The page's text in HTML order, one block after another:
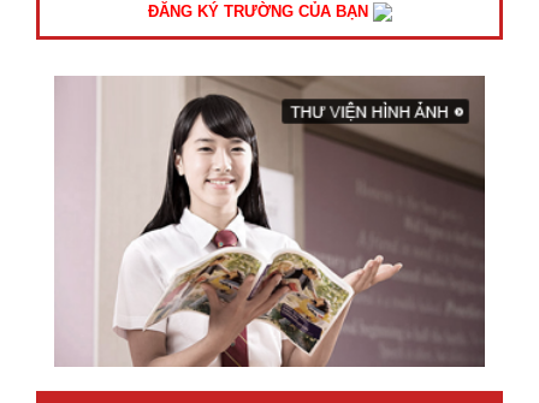
ĐĂNG KÝ TRƯỜNG CỦA BẠN